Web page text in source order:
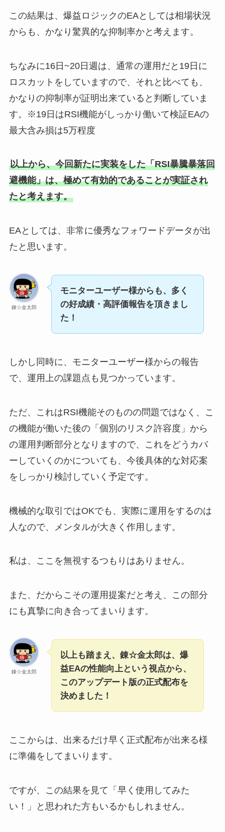
この結果は、爆益ロジックのEAとしては相場状況
からも、かなり驚異的な抑制率かと考えます。
ちなみに16日~20日週は、通常の運用だと19日に
ロスカットをしていますので、それと比べても、
かなりの抑制率が証明出来ていると判断していま
す。※19日はRSI機能がしっかり働いて検証EAの
最大含み損は5万程度
以上から、今回新たに実装をした「RSI暴騰暴落回
避機能」は、極めて有効的であることが実証され
たと考えます。
EAとしては、非常に優秀なフォワードデータが出
たと思います。
錬☆金太郎
モニターユーザー様からも、多く
の好成績・高評価報告を頂きまし
た！
しかし同時に、モニターユーザー様からの報告
で、運用上の課題点も見つかっています。
ただ、これはRSI機能そのものの問題ではなく、こ
の機能が働いた後の「個別のリスク許容度」から
の運用判断部分となりますので、これをどうカバ
ーしていくのかについても、今後具体的な対応案
をしっかり検討していく予定です。
機械的な取引ではOKでも、実際に運用をするのは
人なので、メンタルが大きく作用します。
私は、ここを無視するつもりはありません。
また、だからこその運用提案だと考え、この部分
にも真摯に向き合ってまいります。
錬☆金太郎
以上も踏まえ、錬☆金太郎は、爆
益EAの性能向上という視点から、
このアップデート版の正式配布を
決めました！
ここからは、出来るだけ早く正式配布が出来る様
に準備をしてまいります。
ですが、この結果を見て「早く使用してみた
い！」と思われた方もいるかもしれません。